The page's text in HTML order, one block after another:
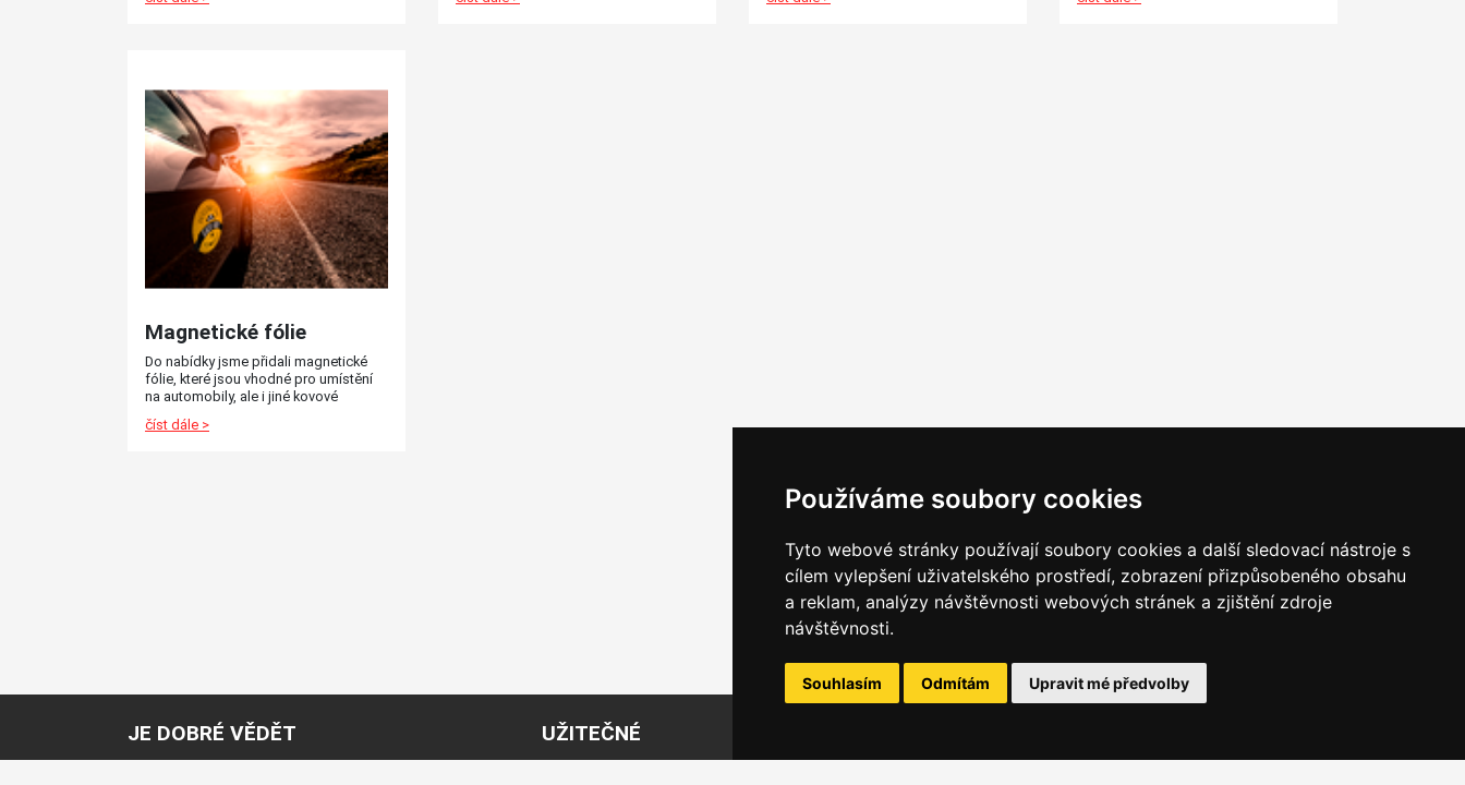
Používáme soubory cookies
Tyto webové stránky používají soubory cookies a další sledovací nástroje s
cílem vylepšení uživatelského prostředí, zobrazení přizpůsobeného obsahu
a reklam, analýzy návštěvnosti webových stránek a zjištění zdroje
návštěvnosti.
Souhlasím Odmítám Upravit mé předvolby
zákazníků.
pro tento specifický výrobek.
Magnetické fólie
Do nabídky jsme přidali magnetické
fólie, které jsou vhodné pro umístění
na automobily, ale i jiné kovové
číst dále >
JE DOBRÉ VĚDĚT UŽITEČNÉ